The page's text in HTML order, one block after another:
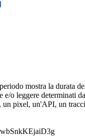
mostra la durata
e/o leggere determinati
pixel, un'API, un